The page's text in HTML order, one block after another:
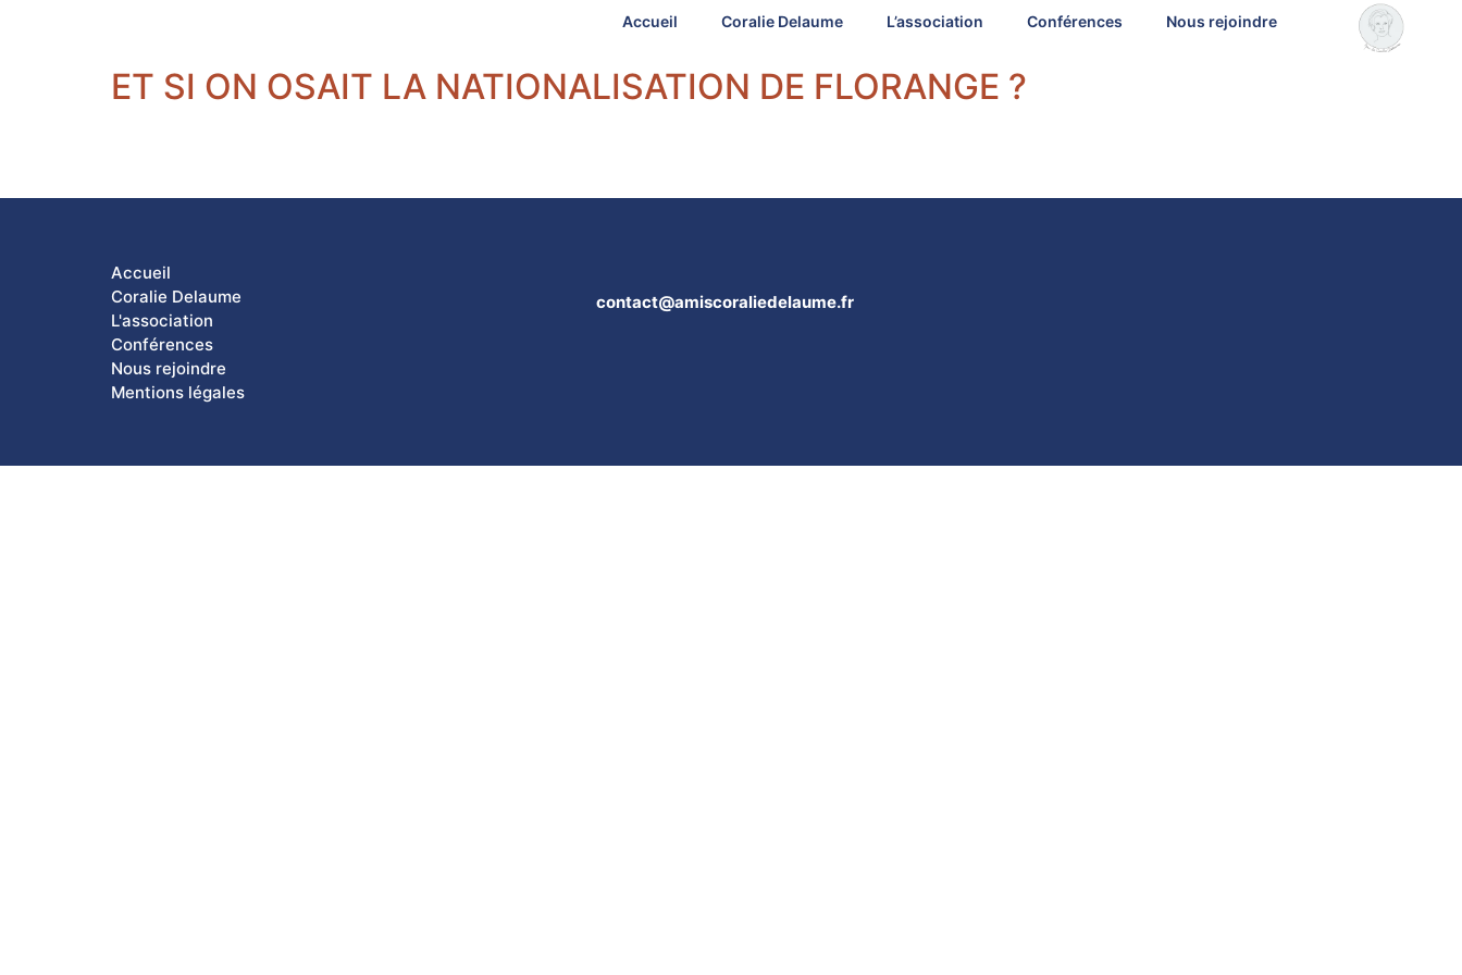
Accueil Coralie Delaume L’association Conférences Nous rejoindre
ET SI ON OSAIT LA NATIONALISATION DE FLORANGE ?
Accueil
Coralie Delaume
L'association
Conférences
Nous rejoindre
Mentions légales
contact@amiscoraliedelaume.fr